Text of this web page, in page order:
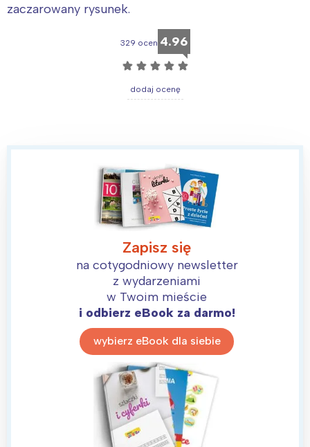
zaczarowany rysunek.
329 ocen 4.96
☆ ☆ ☆ ☆ ☆
dodaj ocenę
Zapisz się
na cotygodniowy newsletter
z wydarzeniami
w Twoim mieście
i odbierz eBook za darmo!
wybierz eBook dla siebie
Interesują mnie wydarzenia z
tego regionu: